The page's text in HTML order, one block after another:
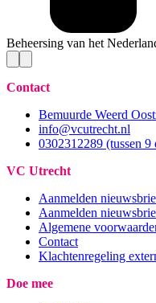
Beheersing van het
Contact
Bemuurde Weerd
info@vcutrecht.nl
0302312289 (tussen 9
VC Utrecht
Aanmelden
Aanmelden
Algemene
Contact
Klachtenregeling
Doe mee